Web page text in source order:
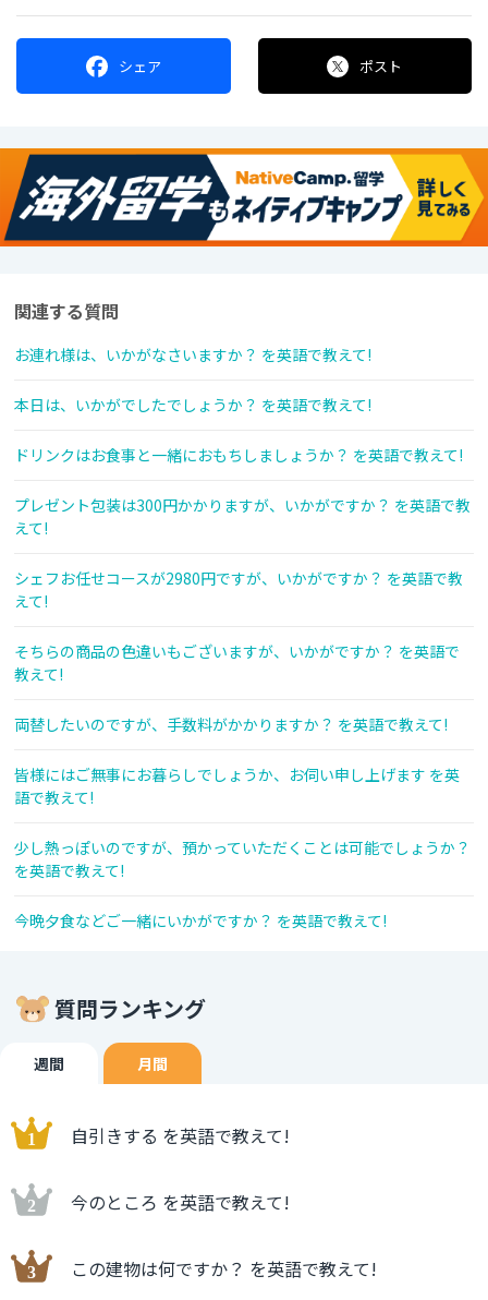
シェア ポスト
関連する質問
お連れ様は、いかがなさいますか？ を英語で教えて!
本日は、いかがでしたでしょうか？ を英語で教えて!
ドリンクはお食事と一緒におもちしましょうか？ を英語で教えて!
プレゼント包装は300円かかりますが、いかがですか？ を英語で教
えて!
シェフお任せコースが2980円ですが、いかがですか？ を英語で教
えて!
そちらの商品の色違いもございますが、いかがですか？ を英語で
教えて!
両替したいのですが、手数料がかかりますか？ を英語で教えて!
皆様にはご無事にお暮らしでしょうか、お伺い申し上げます を英
語で教えて!
少し熱っぽいのですが、預かっていただくことは可能でしょうか？
を英語で教えて!
今晩夕食などご一緒にいかがですか？ を英語で教えて!
質問ランキング
週間 月間
自引きする を英語で教えて!
今のところ を英語で教えて!
この建物は何ですか？ を英語で教えて!